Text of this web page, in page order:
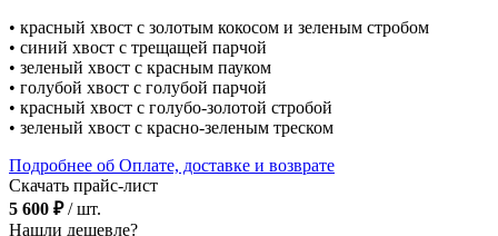
• красный хвост c золотым кокосом и зеленым стробом
• синий хвост с трещащей парчой
• зеленый хвост с красным пауком
• голубой хвост с голубой парчой
• красный хвост с голубо-золотой стробой
• зеленый хвост с красно-зеленым треском
Подробнее об Оплате, доставке и возврате
Скачать прайс-лист
5 600 ₽ / шт.
Нашли дешевле?